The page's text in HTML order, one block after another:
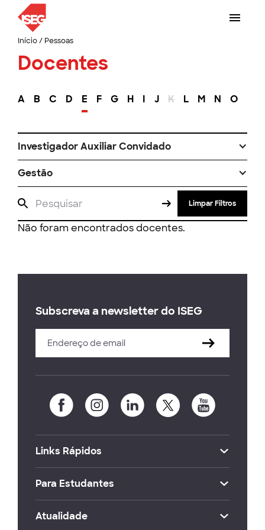
Início/ Pessoas
Docentes
A B C D E F G H I J K L M N O
Investigador Auxiliar Convidado
Gestão
Limpar Filtros
Não foram encontrados docentes.
Subscreva a newsletter do ISEG
Links Rápidos
Para Estudantes
Atualidade